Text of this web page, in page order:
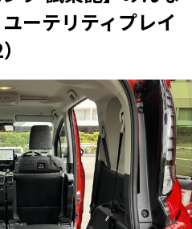
ーテリティプレイ